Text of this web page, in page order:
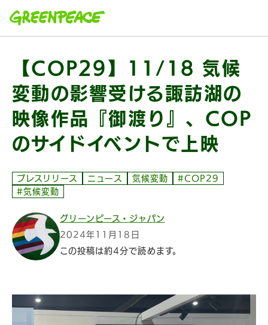
【COP29】11/18 気候
変動の影響受ける諏訪湖の
映像作品『御渡り』、COP
のサイドイベントで上映
プレスリリース ニュース 気候変動
#COP29
#気候変動
グリーンピース・ジャパン
2024年11月18日
この投稿は約4分で読めます。